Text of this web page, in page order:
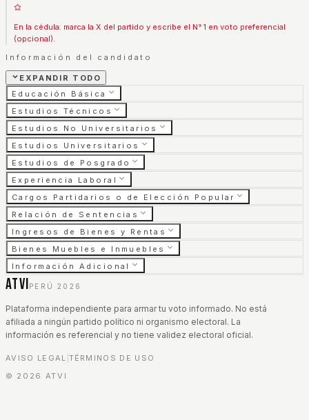
En la cédula: marca la X del partido y escribe el N° 1 en voto preferencial
(opcional).
Información del candidato
EXPANDIR TODO
Educación Básica
Estudios Técnicos
Estudios No Universitarios
Estudios Universitarios
Estudios de Posgrado
Experiencia Laboral
Cargos Partidarios o de Elección Popular
Relación de Sentencias
Ingresos de Bienes y Rentas
Bienes Muebles e Inmuebles
Información Adicional
ATVI PERÚ 2026
Plataforma independiente para armar tu voto informado. No está
afiliada a ningún partido político ni organismo electoral. La
información es referencial y no tiene validez electoral oficial.
AVISO LEGAL TÉRMINOS DE USO
© 2026 ATVI